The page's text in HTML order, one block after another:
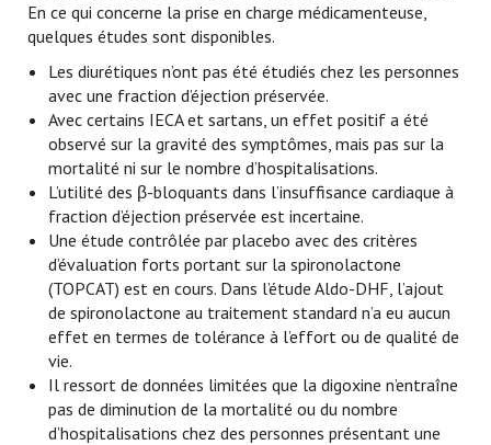
En ce qui concerne la prise en charge médicamenteuse,
quelques études sont disponibles.
Les diurétiques n’ont pas été étudiés chez les personnes
avec une fraction d’éjection préservée.
Avec certains IECA et sartans, un effet positif a été
observé sur la gravité des symptômes, mais pas sur la
mortalité ni sur le nombre d’hospitalisations.
L’utilité des β-bloquants dans l’insuffisance cardiaque à
fraction d’éjection préservée est incertaine.
Une étude contrôlée par placebo avec des critères
d’évaluation forts portant sur la spironolactone
(TOPCAT) est en cours. Dans l’étude Aldo-DHF, l’ajout
de spironolactone au traitement standard n’a eu aucun
effet en termes de tolérance à l’effort ou de qualité de
vie.
Il ressort de données limitées que la digoxine n’entraîne
pas de diminution de la mortalité ou du nombre
d’hospitalisations chez des personnes présentant une